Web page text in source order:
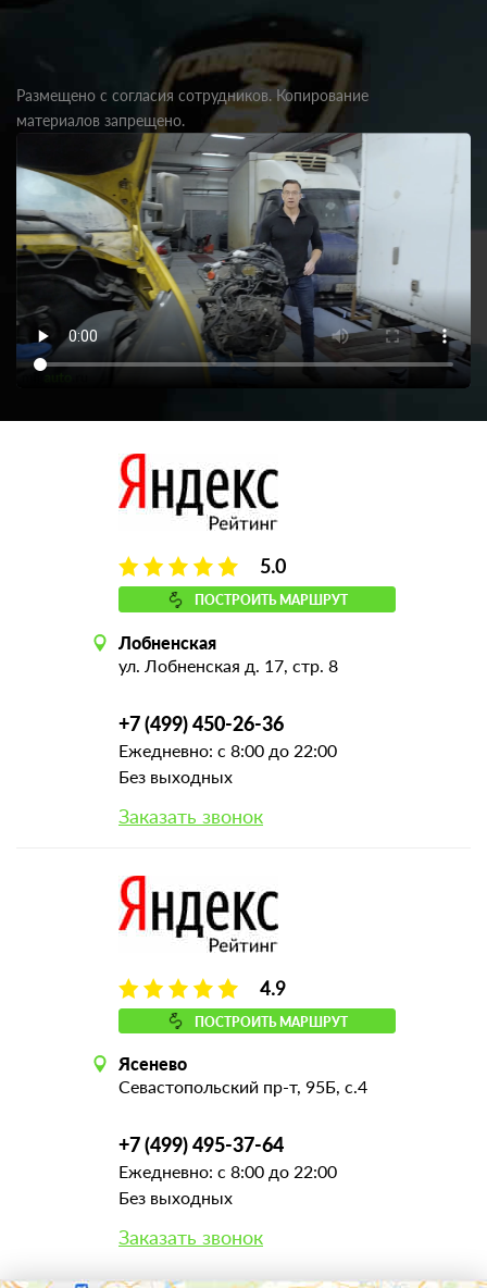
Размещено с согласия сотрудников. Копирование
материалов запрещено.
5.0
ПОСТРОИТЬ МАРШРУТ
Лобненская
ул. Лобненская д. 17, стр. 8
+7 (499) 450-26-36
Ежедневно: с 8:00 до 22:00
Без выходных
Заказать звонок
4.9
ПОСТРОИТЬ МАРШРУТ
Ясенево
Севастопольский пр-т, 95Б, с.4
+7 (499) 495-37-64
Ежедневно: с 8:00 до 22:00
Без выходных
Заказать звонок